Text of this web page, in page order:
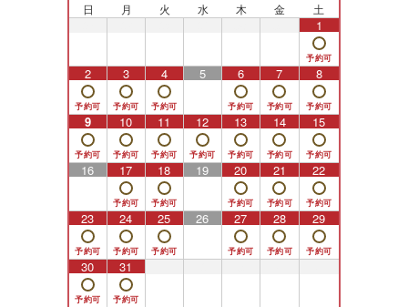
日 月 火 水 木 金 土
1
2 3 4 5 6 7 8
9 10 11 12 13 14 15
16 17 18 19 20 21 22
23 24 25 26 27 28 29
30 31